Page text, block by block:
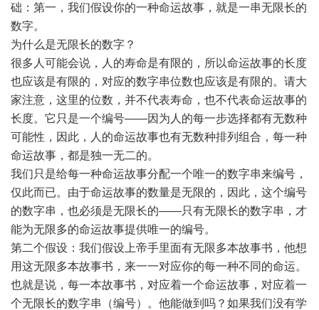
础：第一，我们假设你的一种命运故事，就是一串无限长的
数字。
为什么是无限长的数字？
很多人可能会说，人的寿命是有限的，所以命运故事的长度
也应该是有限的，对应的数字串位数也应该是有限的。请大
家注意，这里的位数，并不代表寿命，也不代表命运故事的
长度。它只是一个编号——因为人的每一步选择都有无数种
可能性，因此，人的命运故事也有无数种排列组合，每一种
命运故事，都是独一无二的。
我们只是给每一种命运故事分配一个唯一的数字串来编号，
仅此而已。由于命运故事的数量是无限的，因此，这个编号
的数字串，也必须是无限长的——只有无限长的数字串，才
能为无限多的命运故事提供唯一的编号。
第二个假设：我们假设上帝手里面有无限多本故事书，他想
用这无限多本故事书，来一一对应你的每一种不同的命运。
也就是说，每一本故事书，对应着一个命运故事，对应着一
个无限长的数字串（编号）。他能做到吗？如果我们没有学